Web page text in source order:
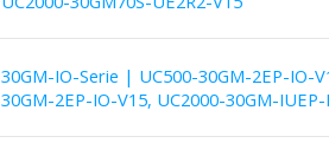
30GM-IO-Serie | UC500-30GM-2EP-IO-
30GM-2EP-IO-V15, UC2000-30GM-